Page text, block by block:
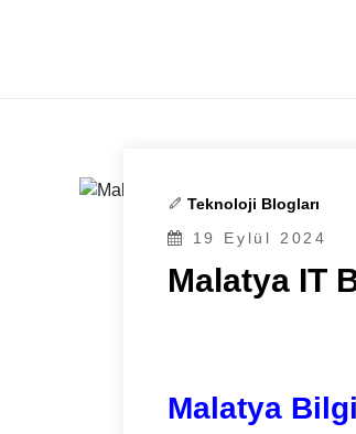
Teknoloji Blogları
19 Eylül 2024
Malatya IT
Malatya